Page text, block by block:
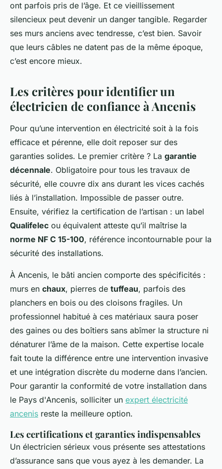
ont parfois pris de l’âge. Et ce vieillissement
silencieux peut devenir un danger tangible. Regarder
ses murs anciens avec tendresse, c’est bien. Savoir
que leurs câbles ne datent pas de la même époque,
c’est encore mieux.
Les critères pour identifier un
électricien de confiance à Ancenis
Pour qu’une intervention en électricité soit à la fois
efficace et pérenne, elle doit reposer sur des
garanties solides. Le premier critère ? La garantie
décennale. Obligatoire pour tous les travaux de
sécurité, elle couvre dix ans durant les vices cachés
liés à l’installation. Impossible de passer outre.
Ensuite, vérifiez la certification de l’artisan : un label
Qualifelec ou équivalent atteste qu’il maîtrise la
norme NF C 15-100, référence incontournable pour la
sécurité des installations.
À Ancenis, le bâti ancien comporte des spécificités :
murs en chaux, pierres de tuffeau, parfois des
planchers en bois ou des cloisons fragiles. Un
professionnel habitué à ces matériaux saura poser
des gaines ou des boîtiers sans abîmer la structure ni
dénaturer l’âme de la maison. Cette expertise locale
fait toute la différence entre une intervention invasive
et une intégration discrète du moderne dans l’ancien.
Pour garantir la conformité de votre installation dans
le Pays d'Ancenis, solliciter un expert électricité
ancenis reste la meilleure option.
Les certifications et garanties indispensables
Un électricien sérieux vous présente ses attestations
d’assurance sans que vous ayez à les demander. La